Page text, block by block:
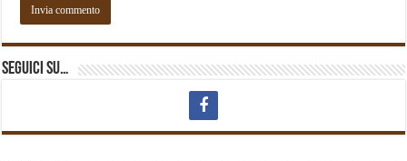
Seguici su…